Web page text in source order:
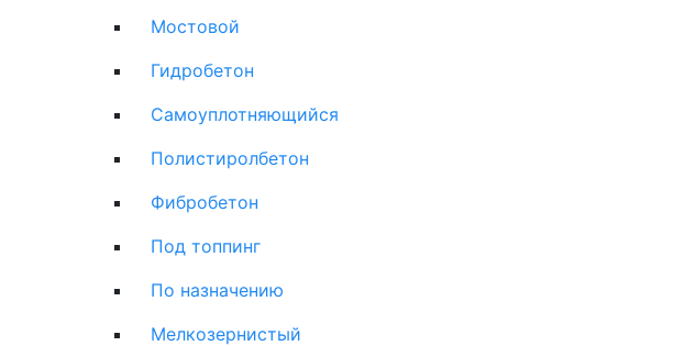
Мостовой
Гидробетон
Самоуплотняющийся
Полистиролбетон
Фибробетон
Под топпинг
По назначению
Мелкозернистый